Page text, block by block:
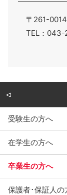
〒261-
TEL：
受験生の方へ
在学生の方へ
卒業生の方へ
保護者･保証人の